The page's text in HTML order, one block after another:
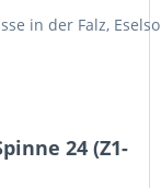
in der Falz,
24 (Z1-